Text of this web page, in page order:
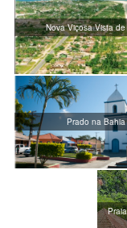
Nova Viçosa Vista de
Prado na Bahia